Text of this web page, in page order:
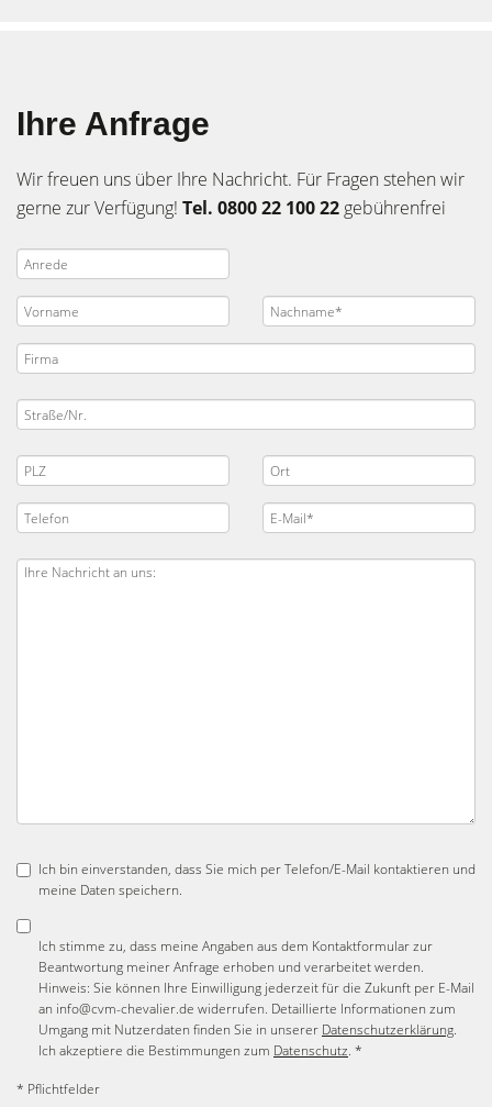
Ihre Anfrage
Wir freuen uns über Ihre Nachricht. Für Fragen stehen wir
gerne zur Verfügung! Tel. 0800 22 100 22 gebührenfrei
Ich bin einverstanden, dass Sie mich per Telefon/E-Mail kontaktieren und
meine Daten speichern.
Ich stimme zu, dass meine Angaben aus dem Kontaktformular zur
Beantwortung meiner Anfrage erhoben und verarbeitet werden.
Hinweis: Sie können Ihre Einwilligung jederzeit für die Zukunft per E-Mail
an info@cvm-chevalier.de widerrufen. Detaillierte Informationen zum
Umgang mit Nutzerdaten finden Sie in unserer Datenschutzerklärung.
Ich akzeptiere die Bestimmungen zum Datenschutz. *
* Pflichtfelder